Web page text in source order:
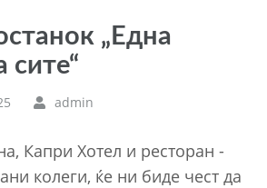
„Една
сите“
admin
Капри Хотел и ресторан -
колеги, ќе ни биде чест да